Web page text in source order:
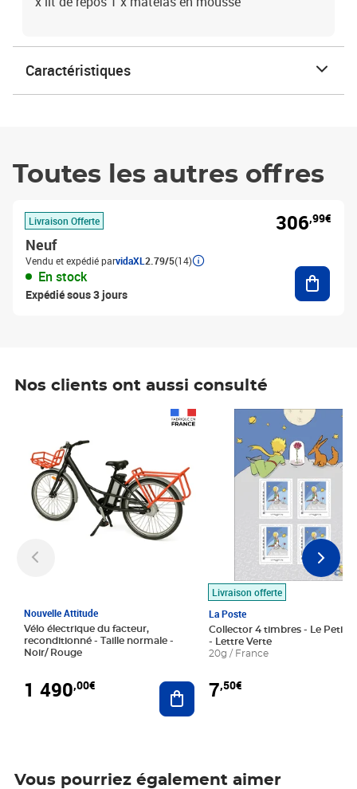
Caractéristiques
Toutes les autres offres
Livraison Offerte
Neuf
Vendu et expédié parvidaXL 2.79/5(14)
En stock
Expédié sous 3 jours
306,99€
Nos clients ont aussi consulté
Nouvelle Attitude
Vélo électrique du facteur,
reconditionné - Taille normale -
Noir/ Rouge
1 490,00€ Ajouter au panier
Livraison offerte
La Poste
Collector 4 timbres - Le Petit
- Lettre Verte
20g / France
7,50€
Prix 7,50€
Vous pourriez également aimer